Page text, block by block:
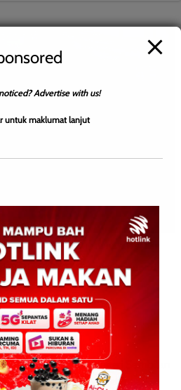
SUKAN
National KV Seven Series di
Seven Series di Negeri Sembilan
Vokasional (KV) Keningau
Advertise with us!
untuk maklumat lanjut